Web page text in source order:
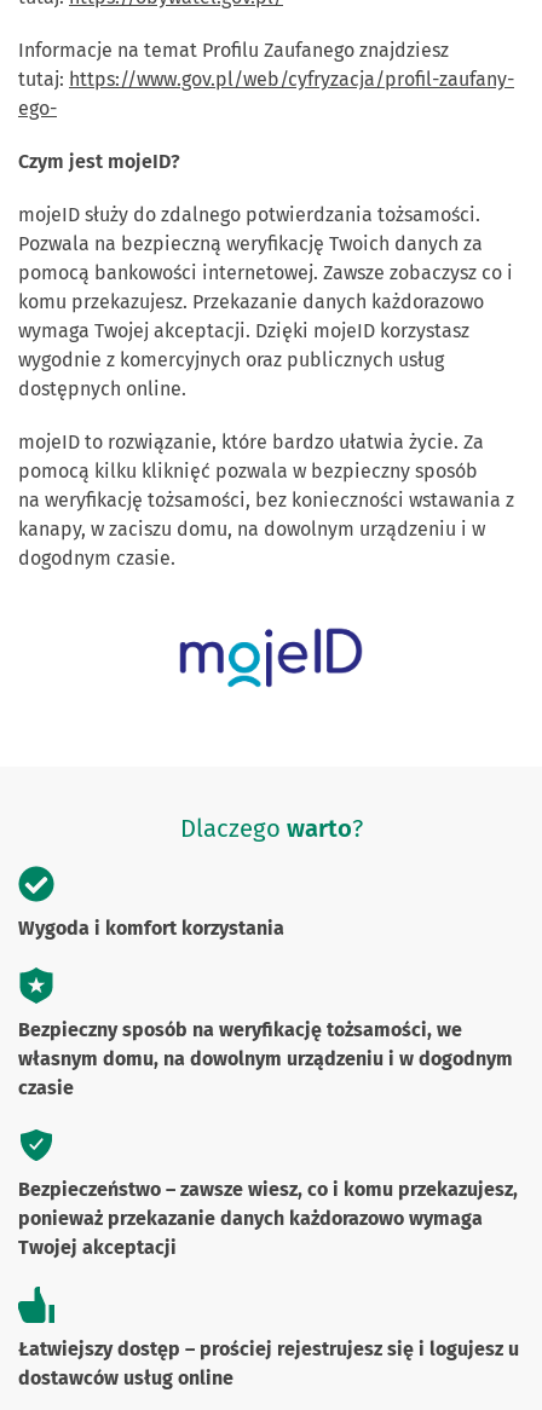
Informacje na temat Profilu Zaufanego znajdziesz
tutaj: https://www.gov.pl/web/cyfryzacja/profil-zaufany-
ego-
Czym jest mojeID?
mojeID służy do zdalnego potwierdzania tożsamości.
Pozwala na bezpieczną weryfikację Twoich danych za
pomocą bankowości internetowej. Zawsze zobaczysz co i
komu przekazujesz. Przekazanie danych każdorazowo
wymaga Twojej akceptacji. Dzięki mojeID korzystasz
wygodnie z komercyjnych oraz publicznych usług
dostępnych online.
mojeID to rozwiązanie, które bardzo ułatwia życie. Za
pomocą kilku kliknięć pozwala w bezpieczny sposób
na weryfikację tożsamości, bez konieczności wstawania z
kanapy, w zaciszu domu, na dowolnym urządzeniu i w
dogodnym czasie.
Dlaczego warto?
Wygoda i komfort korzystania
Bezpieczny sposób na weryfikację tożsamości, we
własnym domu, na dowolnym urządzeniu i w dogodnym
czasie
Bezpieczeństwo – zawsze wiesz, co i komu przekazujesz,
ponieważ przekazanie danych każdorazowo wymaga
Twojej akceptacji
Łatwiejszy dostęp – prościej rejestrujesz się i logujesz u
dostawców usług online